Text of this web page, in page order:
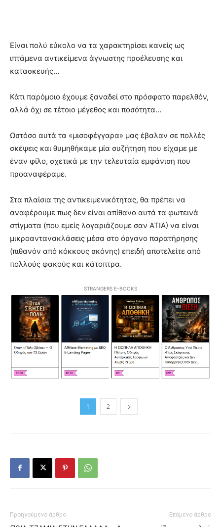
Είναι πολύ εύκολο να τα χαρακτηρίσει κανείς ως
ιπτάμενα αντικείμενα άγνωστης προέλευσης και
κατασκευής…
Κάτι παρόμοιο έχουμε ξαναδεί στο πρόσφατο παρελθόν,
αλλά όχι σε τέτοιο μέγεθος και ποσότητα…
Ωστόσο αυτά τα «μισοφέγγαρα» μας έβαλαν σε πολλές
σκέψεις και θυμηθήκαμε μία συζήτηση που είχαμε με
έναν φίλο, σχετικά με την τελευταία εμφάνιση που
προαναφέραμε.
Στα πλαίσια της αντικειμενικότητας, θα πρέπει να
αναφέρουμε πως δεν είναι απίθανο αυτά τα φωτεινά
στίγματα (που εμείς λογαριάζουμε σαν ΑΤΙΑ) να είναι
μικροαντανακλάσεις μέσα στο όργανο παρατήρησης
(πιθανόν από κόκκους σκόνης) επειδή αποτελείτε από
πολλούς φακούς και κάτοπτρα.
STRANGERS E-BOOKS
1 2
Προηγούμενο άρθρο Επόμενο άρθρο